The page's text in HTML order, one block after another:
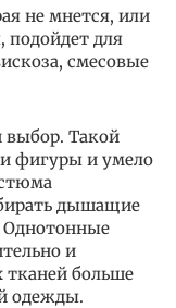
не мнется, или
подойдет для
смесовые
Такой
фигуры и умело
дышащие
Однотонные
и
тканей больше
одежды.